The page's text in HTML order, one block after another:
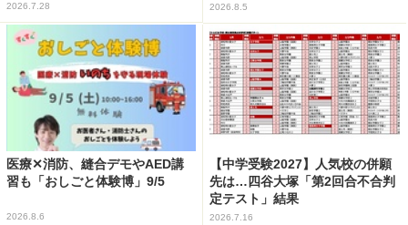
2026.7.28 2026.8.5
医療✕消防、縫合デモやAED講
習も「おしごと体験博」9/5
2026.8.6
【中学受験2027】人気校の併願
先は…四谷大塚「第2回合不合判
定テスト」結果
2026.7.16